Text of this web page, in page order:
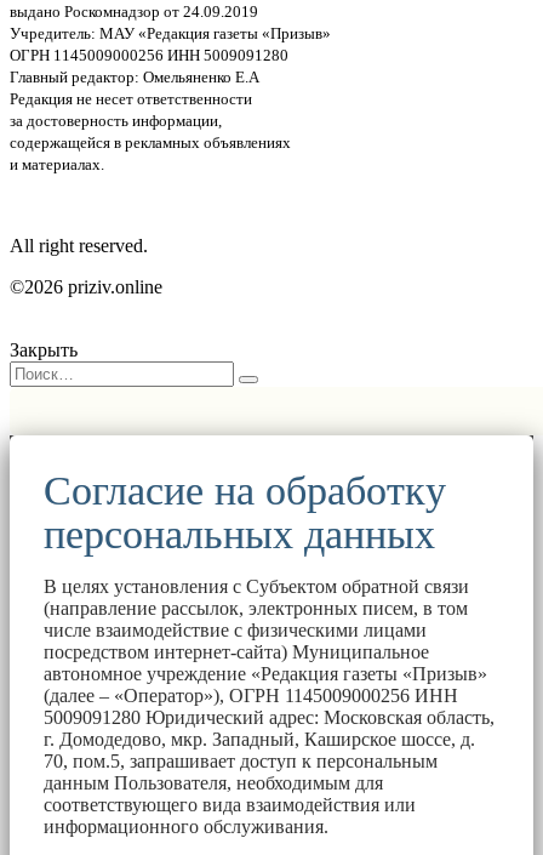
выдано Роскомнадзор от 24.09.2019
Учредитель: МАУ «Редакция газеты «Призыв»
ОГРН 1145009000256 ИНН 5009091280
Главный редактор: Омельяненко Е.А
Редакция не несет ответственности
за достоверность информации,
содержащейся в рекламных объявлениях
и материалах.
All right reserved.
©2026 priziv.online
Закрыть
Согласие на обработку
персональных данных
В целях установления с Субъектом обратной связи
(направление рассылок, электронных писем, в том
числе взаимодействие с физическими лицами
посредством интернет-сайта) Муниципальное
автономное учреждение «Редакция газеты «Призыв»
(далее – «Оператор»), ОГРН 1145009000256 ИНН
5009091280 Юридический адрес: Московская область,
г. Домодедово, мкр. Западный, Каширское шоссе, д.
70, пом.5, запрашивает доступ к персональным
данным Пользователя, необходимым для
соответствующего вида взаимодействия или
информационного обслуживания.